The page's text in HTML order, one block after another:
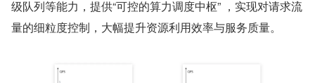
级队列等能力，提供“可控的算力调度中枢” ，实现对请求流
量的细粒度控制，大幅提升资源利用效率与服务质量。